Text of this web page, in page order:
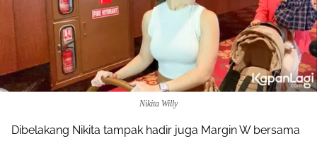
Nikita Willy
Dibelakang Nikita tampak hadir juga Margin W bersama